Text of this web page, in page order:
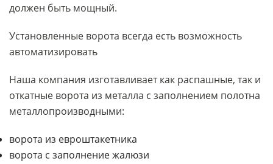
должен быть мощный.
Установленные ворота всегда есть возможность
автоматизировать
Наша компания изготавливает как распашные, так и
откатные ворота из металла с заполнением полотна
металлопроизводными:
ворота из евроштакетника
ворота с заполнение жалюзи